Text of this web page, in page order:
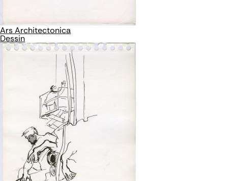
Ars Architectonica
Dessin